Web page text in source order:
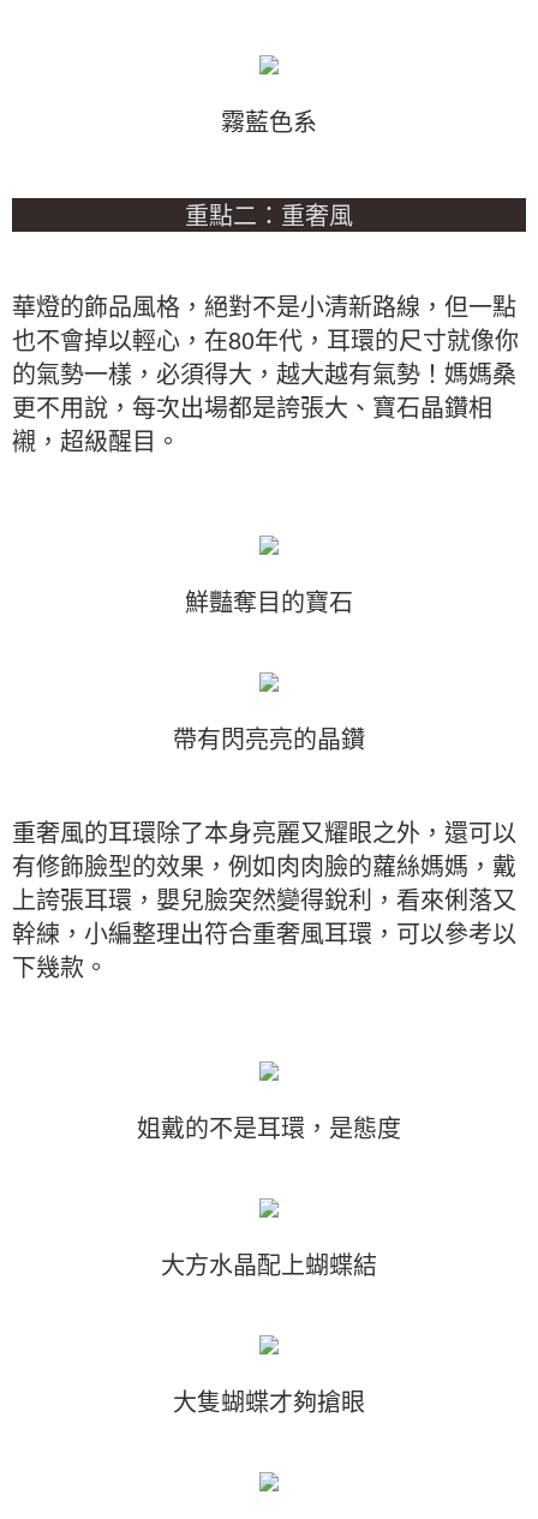
霧藍色系
重點二：重奢風
華燈的飾品風格，絕對不是小清新路線，但一點
也不會掉以輕心，在80年代，耳環的尺寸就像你
的氣勢一樣，必須得大，越大越有氣勢！媽媽桑
更不用說，每次出場都是誇張大、寶石晶鑽相
襯，超級醒目。
鮮豔奪目的寶石
帶有閃亮亮的晶鑽
重奢風的耳環除了本身亮麗又耀眼之外，還可以
有修飾臉型的效果，例如肉肉臉的蘿絲媽媽，戴
上誇張耳環，嬰兒臉突然變得銳利，看來俐落又
幹練，小編整理出符合重奢風耳環，可以參考以
下幾款。
姐戴的不是耳環，是態度
大方水晶配上蝴蝶結
大隻蝴蝶才夠搶眼